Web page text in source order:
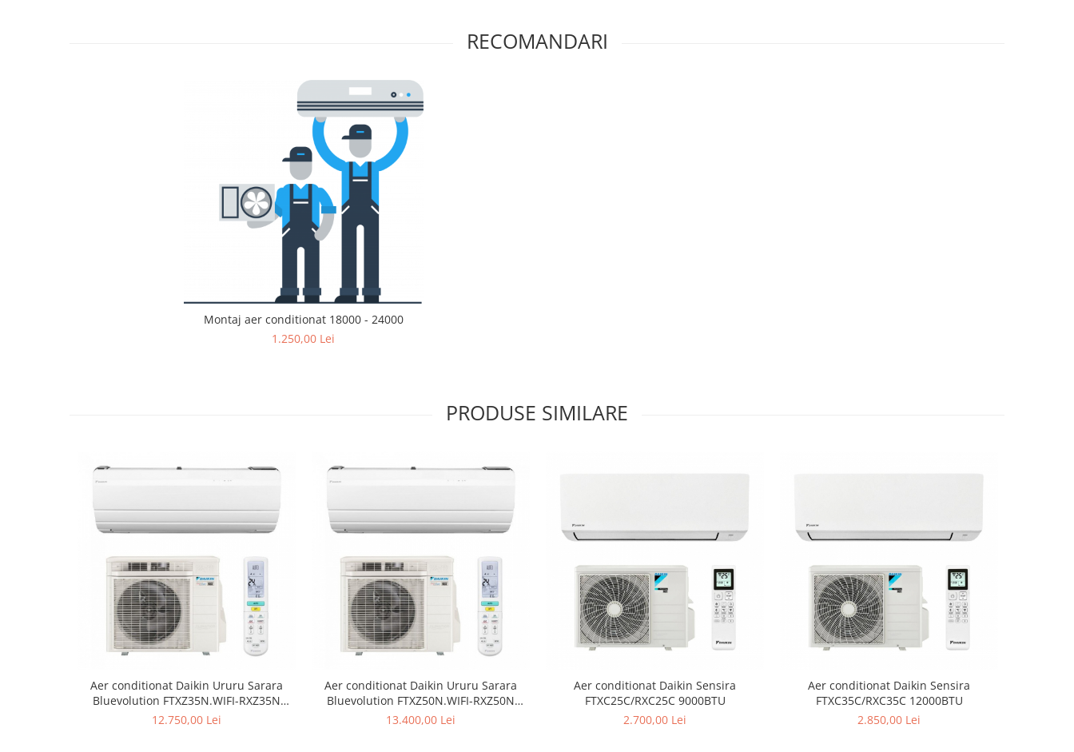
RECOMANDARI
Montaj aer conditionat 18000 - 24000
1.250,00 Lei
PRODUSE SIMILARE
Aer conditionat Daikin Ururu Sarara
Bluevolution FTXZ35N.WIFI-RXZ35N
Inverter 12000 BTU
12.750,00 Lei
Aer conditionat Daikin Ururu Sarara
Bluevolution FTXZ50N.WIFI-RXZ50N
Inverter 18000 BTU
13.400,00 Lei
Aer conditionat Daikin Sensira
FTXC25C/RXC25C 9000BTU
2.700,00 Lei
Aer conditionat Daikin Sensira
FTXC35C/RXC35C 12000BTU
2.850,00 Lei